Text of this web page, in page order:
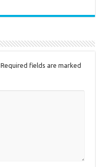
Required fields are marked